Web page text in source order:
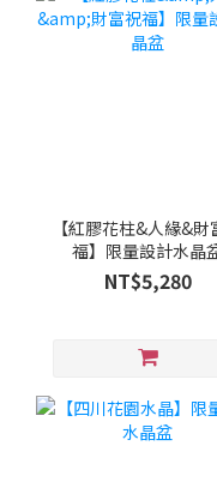
【紅膠花柱&人緣&財
福】限量設計水晶
NT$5,280